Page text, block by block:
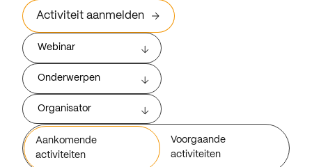
Activiteit aanmelden
Webinar
Onderwerpen
Organisator
Aankomende
activiteiten
Voorgaande
activiteiten